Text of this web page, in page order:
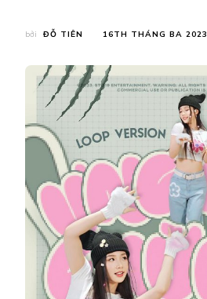
bởi ĐỖ TIÊN 16TH THÁNG BA 2023